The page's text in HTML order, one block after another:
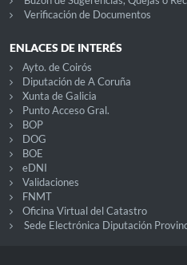
Verificación de Documentos
ENLACES DE INTERÉS
Ayto. de Coirós
Diputación de A Coruña
Xunta de Galicia
Punto Acceso Gral.
BOP
DOG
BOE
eDNI
Validaciones
FNMT
Oficina Virtual del Catastro
Sede Electrónica Diputación